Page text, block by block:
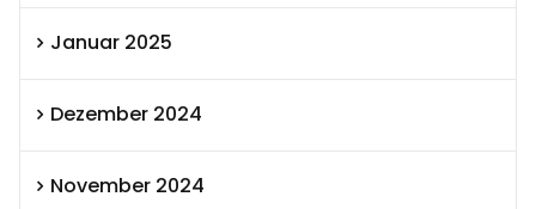
Januar 2025
Dezember 2024
November 2024